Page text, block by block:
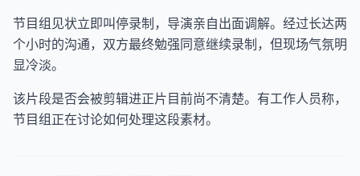
节目组见状立即叫停录制，导演亲自出面调解。经过长达两
个小时的沟通，双方最终勉强同意继续录制，但现场气氛明
显冷淡。
该片段是否会被剪辑进正片目前尚不清楚。有工作人员称，
节目组正在讨论如何处理这段素材。